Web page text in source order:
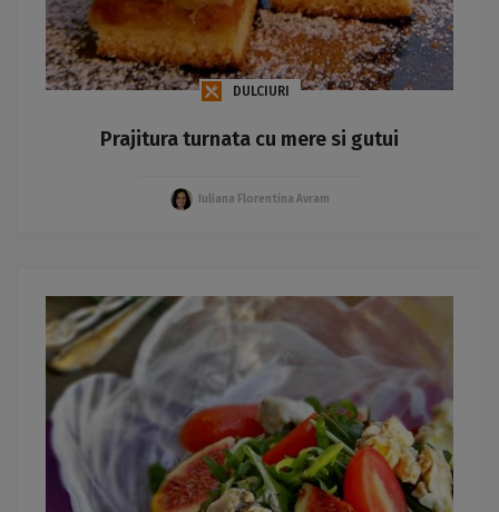
DULCIURI
Prajitura turnata cu mere si gutui
Iuliana Florentina Avram